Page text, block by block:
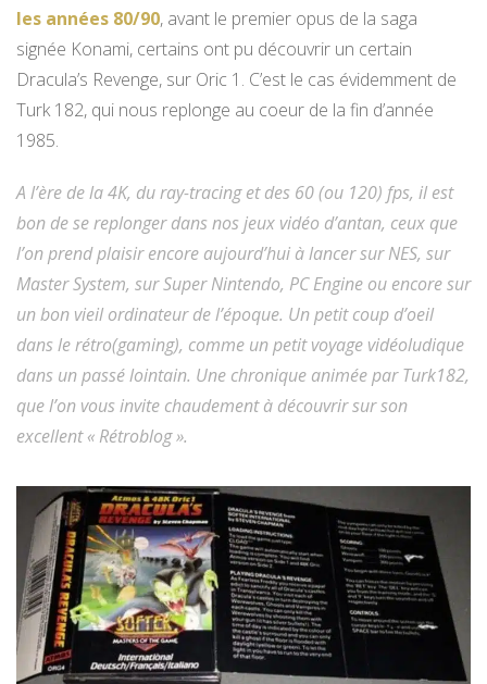
les années 80/90, avant le premier opus de la saga
signée Konami, certains ont pu découvrir un certain
Dracula’s Revenge, sur Oric 1. C’est le cas évidemment de
Turk 182, qui nous replonge au coeur de la fin d’année
1985.
A l’ère de la 4K, du ray-tracing et des 60 (ou 120) fps, il est
bon de se replonger dans nos jeux vidéo d’antan, ceux que
l’on prend plaisir encore aujourd’hui à lancer sur NES, sur
Master System, sur Super Nintendo, PC Engine ou encore sur
un bon vieil ordinateur de l’époque. Un petit coup d’oeil
dans le rétro(gaming), comme un petit voyage vidéoludique
dans un passé lointain. Une chronique animée par Turk182,
que l’on vous invite chaudement à découvrir sur son
excellent « Rétroblog ».